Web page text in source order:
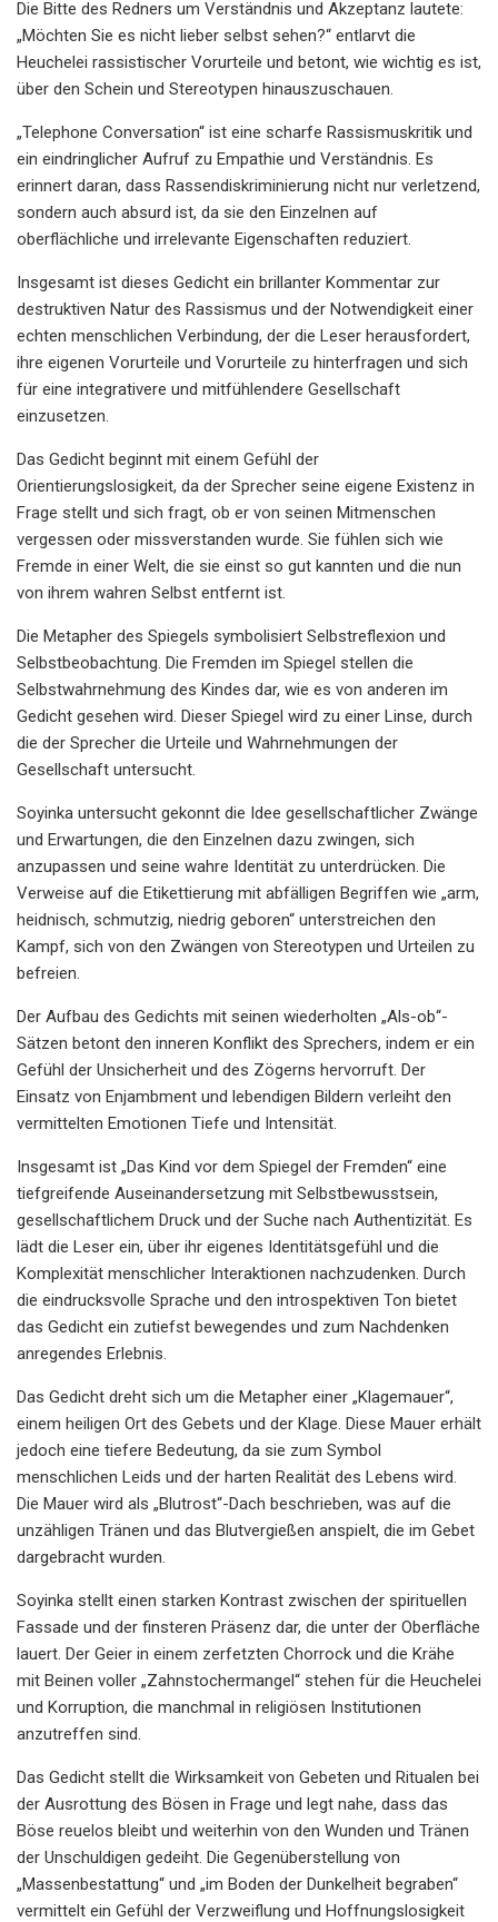
Die Bitte des Redners um Verständnis und Akzeptanz lautete:
„Möchten Sie es nicht lieber selbst sehen?“ entlarvt die
Heuchelei rassistischer Vorurteile und betont, wie wichtig es ist,
über den Schein und Stereotypen hinauszuschauen.
„Telephone Conversation“ ist eine scharfe Rassismuskritik und
ein eindringlicher Aufruf zu Empathie und Verständnis. Es
erinnert daran, dass Rassendiskriminierung nicht nur verletzend,
sondern auch absurd ist, da sie den Einzelnen auf
oberflächliche und irrelevante Eigenschaften reduziert.
Insgesamt ist dieses Gedicht ein brillanter Kommentar zur
destruktiven Natur des Rassismus und der Notwendigkeit einer
echten menschlichen Verbindung, der die Leser herausfordert,
ihre eigenen Vorurteile und Vorurteile zu hinterfragen und sich
für eine integrativere und mitfühlendere Gesellschaft
einzusetzen.
Das Gedicht beginnt mit einem Gefühl der
Orientierungslosigkeit, da der Sprecher seine eigene Existenz in
Frage stellt und sich fragt, ob er von seinen Mitmenschen
vergessen oder missverstanden wurde. Sie fühlen sich wie
Fremde in einer Welt, die sie einst so gut kannten und die nun
von ihrem wahren Selbst entfernt ist.
Die Metapher des Spiegels symbolisiert Selbstreflexion und
Selbstbeobachtung. Die Fremden im Spiegel stellen die
Selbstwahrnehmung des Kindes dar, wie es von anderen im
Gedicht gesehen wird. Dieser Spiegel wird zu einer Linse, durch
die der Sprecher die Urteile und Wahrnehmungen der
Gesellschaft untersucht.
Soyinka untersucht gekonnt die Idee gesellschaftlicher Zwänge
und Erwartungen, die den Einzelnen dazu zwingen, sich
anzupassen und seine wahre Identität zu unterdrücken. Die
Verweise auf die Etikettierung mit abfälligen Begriffen wie „arm,
heidnisch, schmutzig, niedrig geboren“ unterstreichen den
Kampf, sich von den Zwängen von Stereotypen und Urteilen zu
befreien.
Der Aufbau des Gedichts mit seinen wiederholten „Als-ob“-
Sätzen betont den inneren Konflikt des Sprechers, indem er ein
Gefühl der Unsicherheit und des Zögerns hervorruft. Der
Einsatz von Enjambment und lebendigen Bildern verleiht den
vermittelten Emotionen Tiefe und Intensität.
Insgesamt ist „Das Kind vor dem Spiegel der Fremden“ eine
tiefgreifende Auseinandersetzung mit Selbstbewusstsein,
gesellschaftlichem Druck und der Suche nach Authentizität. Es
lädt die Leser ein, über ihr eigenes Identitätsgefühl und die
Komplexität menschlicher Interaktionen nachzudenken. Durch
die eindrucksvolle Sprache und den introspektiven Ton bietet
das Gedicht ein zutiefst bewegendes und zum Nachdenken
anregendes Erlebnis.
Das Gedicht dreht sich um die Metapher einer „Klagemauer“,
einem heiligen Ort des Gebets und der Klage. Diese Mauer erhält
jedoch eine tiefere Bedeutung, da sie zum Symbol
menschlichen Leids und der harten Realität des Lebens wird.
Die Mauer wird als „Blutrost“-Dach beschrieben, was auf die
unzähligen Tränen und das Blutvergießen anspielt, die im Gebet
dargebracht wurden.
Soyinka stellt einen starken Kontrast zwischen der spirituellen
Fassade und der finsteren Präsenz dar, die unter der Oberfläche
lauert. Der Geier in einem zerfetzten Chorrock und die Krähe
mit Beinen voller „Zahnstochermangel“ stehen für die Heuchelei
und Korruption, die manchmal in religiösen Institutionen
anzutreffen sind.
Das Gedicht stellt die Wirksamkeit von Gebeten und Ritualen bei
der Ausrottung des Bösen in Frage und legt nahe, dass das
Böse reuelos bleibt und weiterhin von den Wunden und Tränen
der Unschuldigen gedeiht. Die Gegenüberstellung von
„Massenbestattung“ und „im Boden der Dunkelheit begraben“
vermittelt ein Gefühl der Verzweiflung und Hoffnungslosigkeit